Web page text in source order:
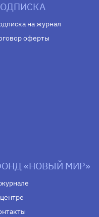
на журнал
оферты
«НОВЫЙ МИР»